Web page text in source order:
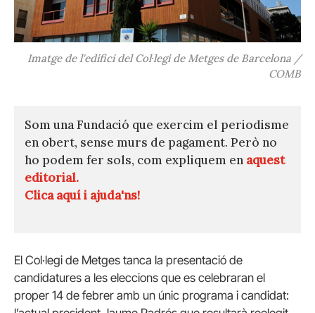
Imatge de l'edifici del Col·legi de Metges de Barcelona /
COMB
Som una Fundació que exercim el periodisme
en obert, sense murs de pagament. Però no
ho podem fer sols, com expliquem en aquest
editorial.
Clica aquí i ajuda'ns!
El Col·legi de Metges tanca la presentació de
candidatures a les eleccions que es celebraran el
proper 14 de febrer amb un únic programa i candidat: